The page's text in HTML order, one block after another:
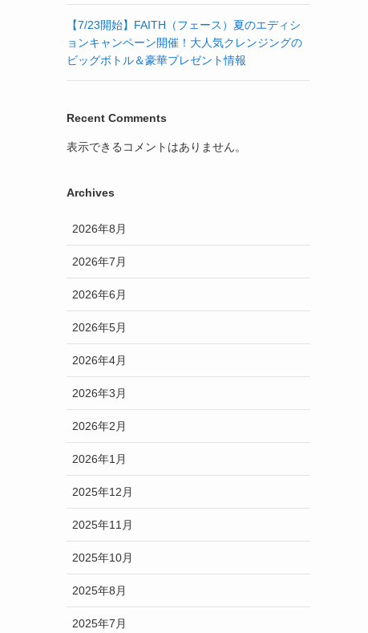
【7/23開始】FAITH（フェース）夏のエディシ
ョンキャンペーン開催！大人気クレンジングの
ビッグボトル＆豪華プレゼント情報
Recent Comments
表示できるコメントはありません。
Archives
2026年8月
2026年7月
2026年6月
2026年5月
2026年4月
2026年3月
2026年2月
2026年1月
2025年12月
2025年11月
2025年10月
2025年8月
2025年7月